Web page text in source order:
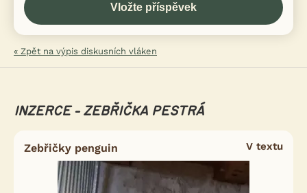
« Zpět na výpis diskusních vláken
INZERCE - ZEBŘIČKA PESTRÁ
Zebřičky penguin V textu